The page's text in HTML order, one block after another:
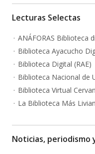
Lecturas Selectas
ANÁFORAS Biblioteca
Biblioteca Ayacucho
Biblioteca Digital (RAE)
Biblioteca Nacional de
Biblioteca Virtual
La Biblioteca Más
Noticias, periodismo